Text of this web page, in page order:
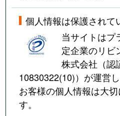
個人情報は保護されて
当サイトはプ
定企業のリビ
株式会社（認
10830322(10)）が運営
お客様の個人情報は大
す。